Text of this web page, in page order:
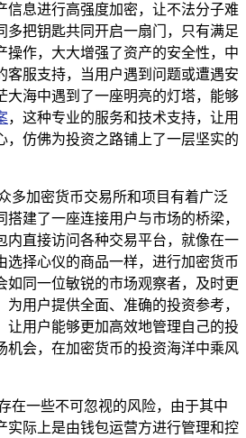
信息进行高强度加密，让不法分子难
多把钥匙共同开启一扇门，只有满足
操作，大大增强了资产的安全性，中
客服支持，当用户遇到问题或遭遇安
大海中遇到了一座明亮的灯塔，能够
，这种专业的服务和技术支持，让用
，仿佛为投资之路铺上了一层坚实的
多加密货币交易所和项目有着广泛
建了一座连接用户与市场的桥梁，
内直接访问各种交易平台，就像在一
选择心仪的商品一样，进行加密货币
如同一位敏锐的市场观察者，及时更
用户提供全面、准确的投资参考，
让用户能够更加高效地管理自己的投
机会，在加密货币的投资海洋中乘风
在一些不可忽视的风险，由于其中
实际上是由钱包运营方进行管理和控